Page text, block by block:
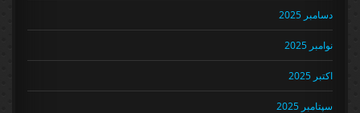
دسامبر 2025
نوامبر 2025
اکتبر 2025
سپتامبر 2025